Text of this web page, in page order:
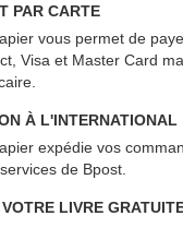
PAR CARTE
vous permet de
Visa et Master Card
À L'INTERNATIONAL
expédie vos
de Bpost.
LIVRE